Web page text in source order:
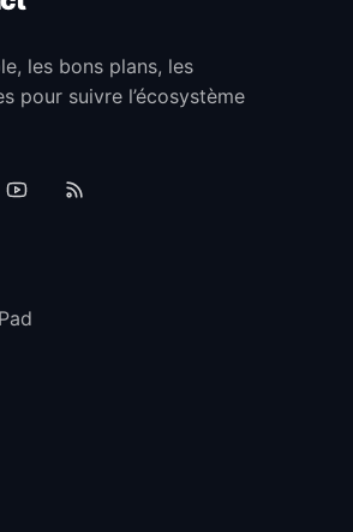
- Casque Mono supra-
Quick Disconnect - Casque
Microphone Antibruit Pour
de Bureau
SoundSticks 5 Haut-Parleur
les bons plans, les
pour suivre l’écosystème